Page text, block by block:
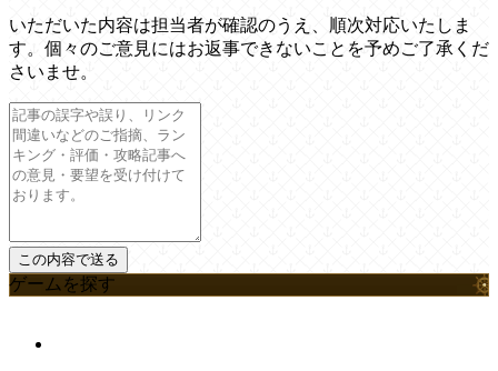
いただいた内容は担当者が確認のうえ、順次対応いたしま
す。個々のご意見にはお返事できないことを予めご了承くだ
さいませ。
ゲームを探す